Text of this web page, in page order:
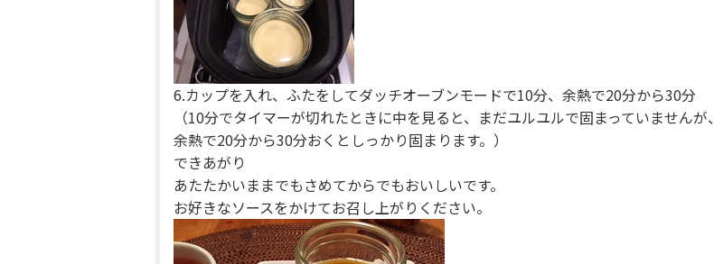
6.カップを入れ、ふたをしてダッチオーブンモードで10分、余熱で20分から30分
（10分でタイマーが切れたときに中を見ると、まだユルユルで固まっていませんが、
余熱で20分から30分おくとしっかり固まります。）
できあがり
あたたかいままでもさめてからでもおいしいです。
お好きなソースをかけてお召し上がりください。